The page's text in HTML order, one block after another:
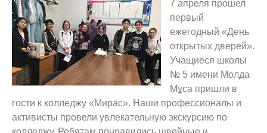
7 апреля прошел
первый
ежегодный «День
открытых дверей».
Учащиеся школы
№ 5 имени Молда
Мұса пришли в
гости к колледжу «Мирас». Наши профессионалы и
активисты провели увлекательную экскурсию по